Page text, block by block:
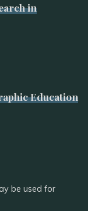
in
Education
be used for